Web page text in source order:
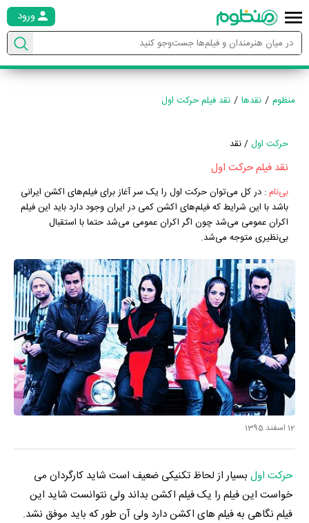
ورود
منظوم نقدها نقد فیلم حرکت اول
حرکت اول/ نقد
نقد فیلم حرکت اول
بی‌نام: در کل می‌توان حرکت اول را یک سر آغاز برای فیلم‌های اکشن ایرانی
باشد با این شرایط که فیلم‌های اکشن کمی در ایران وجود دارد باید این فیلم
اکران عمومی می‌شد چون اگر اکران عمومی می‌شد حتما با استقبال
بی‌نظیری متوجه می‌شد.
12 اسفند 1395
حرکت اول بسیار از لحاظ تکنیکی ضعیف است شاید کارگردان می
خواست این فیلم را یک فیلم اکشن بداند ولی نتوانست شاید این
فیلم نگاهی به فیلم های اکشن دارد ولی آن طور که باید موفق نشد.